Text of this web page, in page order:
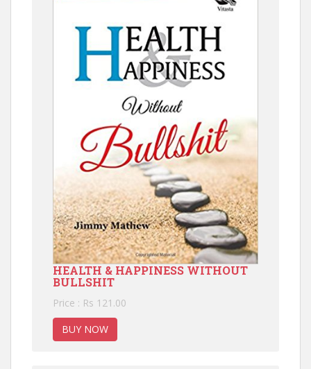
HEALTH & HAPPINESS WITHOUT
BULLSHIT
Price : Rs 121.00
BUY NOW